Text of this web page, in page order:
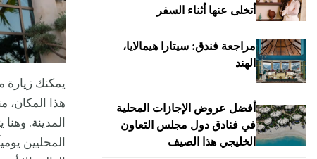
أتخلى عنها أثناء السفر
مراجعة فندق: سيتارا هيمالايا،
الهند
أفضل عروض الإجازات المحلية
في فنادق دول مجلس التعاون
الخليجي هذا الصيف
يمكنك زيارة
المدينة.
المحليين